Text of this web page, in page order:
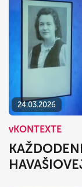
24.03.2026
vKONTEXTE